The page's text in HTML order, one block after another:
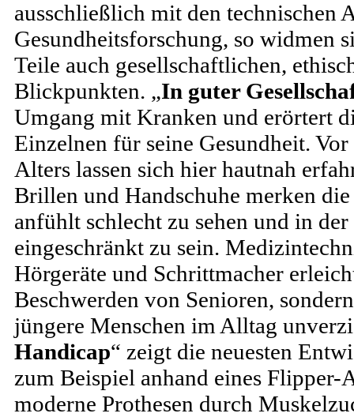
ausschließlich mit den technischen
Gesundheitsforschung, so widmen
Teile auch gesellschaftlichen,
Blickpunkten. „In guter
Umgang mit Kranken und erörtert
Einzelnen für seine Gesundheit.
Alters lassen sich hier hautnah
Brillen und Handschuhe merken
anfühlt schlecht zu sehen und in
eingeschränkt zu sein.
Hörgeräte und Schrittmacher
Beschwerden von Senioren,
jüngere Menschen im Alltag
Handicap“ zeigt die neuesten
zum Beispiel anhand eines Flipper-
moderne Prothesen durch